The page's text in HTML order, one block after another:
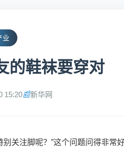
业
的鞋袜要穿对
15:20📰新华网
关注脚呢？”这个问题问得非常